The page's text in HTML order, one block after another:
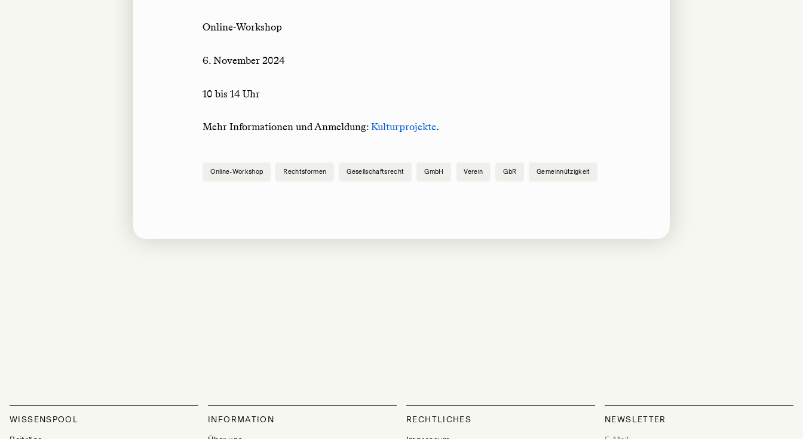
Online-Workshop
6. November 2024
10 bis 14 Uhr
Mehr Informationen und Anmeldung:Kulturprojekte.
Online-Workshop Rechtsformen Gesellschaftsrecht GmbH Verein GbR Gemeinnützigkeit
WISSENSPOOL
INFORMATION
RECHTLICHES
NEWSLETTER